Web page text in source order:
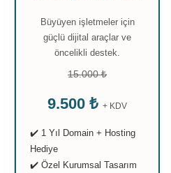
Büyüyen işletmeler için
güçlü dijital araçlar ve
öncelikli destek.
15.000 ₺
9.500 ₺ + KDV
✔️ 1 Yıl Domain + Hosting
Hediye
✔️ Özel Kurumsal Tasarım